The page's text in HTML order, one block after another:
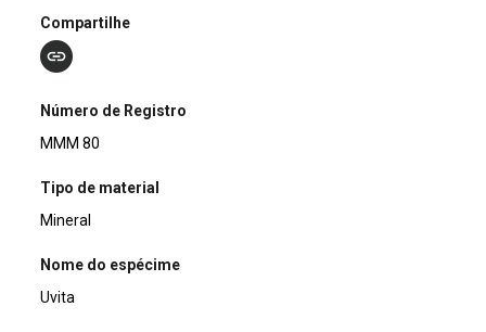
Compartilhe
Número de Registro
MMM 80
Tipo de material
Mineral
Nome do espécime
Uvita